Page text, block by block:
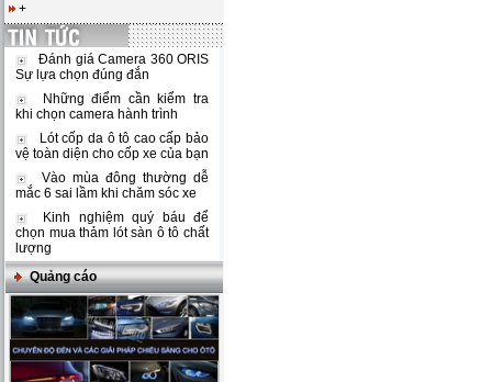
+
Đánh giá Camera 360 ORIS
Sự lựa chọn đúng đắn
Những điểm cần kiểm tra
khi chọn camera hành trình
Lót cốp da ô tô cao cấp bảo
vệ toàn diện cho cốp xe của bạn
Vào mùa đông thường dễ
mắc 6 sai lầm khi chăm sóc xe
Kinh nghiệm quý báu để
chọn mua thảm lót sàn ô tô chất
lượng
Quảng cáo